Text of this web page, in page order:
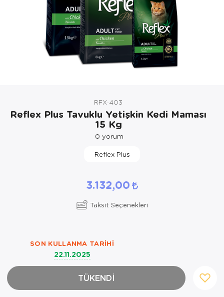
RFX-403
Reflex Plus Tavuklu Yetişkin Kedi Maması
15 Kg
0 yorum
Reflex Plus
3.132,00
Taksit Seçenekleri
SON KULLANMA TARIHI
22.11.2025
TÜKENDİ